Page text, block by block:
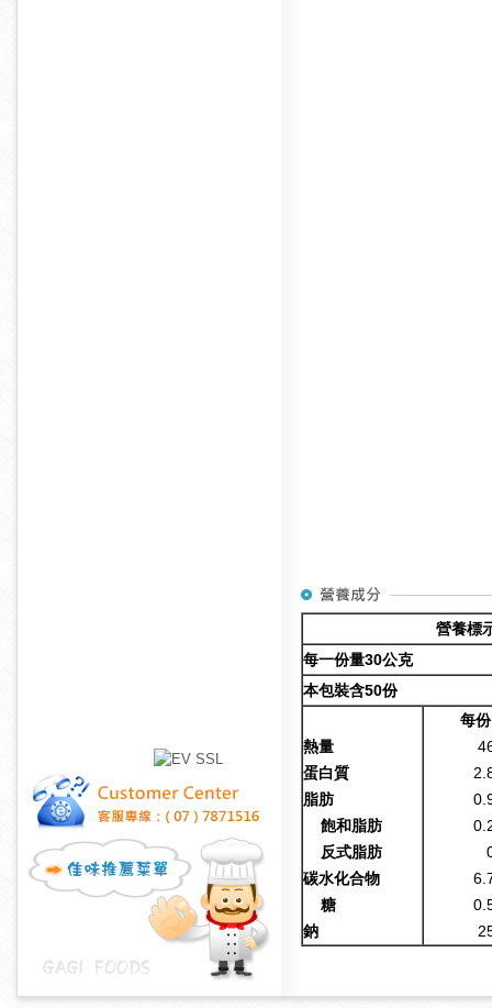
營養標
每一份量30公克
本包裝含50份
熱量
蛋白質
脂肪
飽和脂肪
反式脂肪
碳水化合物
糖
鈉
每份